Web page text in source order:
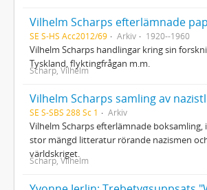
Vilhelm Scharps efterlämnade
SE S-HS Acc2012/69 Arkiv 1920--1960
Vilhelm Scharps handlingar kring sin
Tyskland, flyktingfrågan m.m.
Scharp, Vilhelm
Vilhelm Scharps samling av
SE S-SBS 288 Sc 1 Arkiv
Vilhelm Scharps efterlämnade boksamling,
stor mängd litteratur rörande nazismen
världskriget.
Scharp, Vilhelm